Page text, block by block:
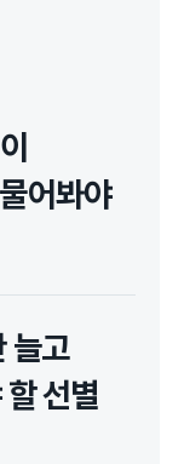
어봐야
늘고
선별